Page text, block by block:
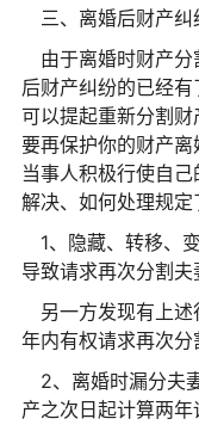
三、离婚后财产纠
由于离婚时财产
后财产纠纷的已经
可以提起重新分割
要再保护你的财产
当事人积极行使自
解决、如何处理规定
1、隐藏、转移、
导致请求再次分割夫
另一方发现有上
年内有权请求再次分
2、离婚时漏分夫
产之次日起计算两年